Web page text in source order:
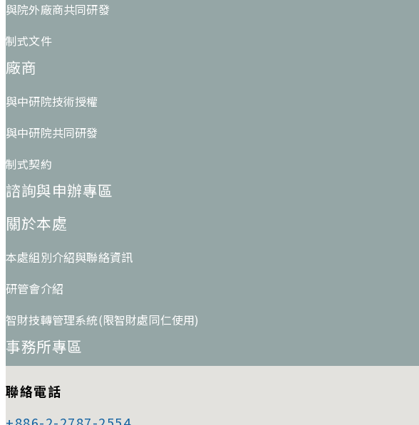
與院外廠商共同研發
制式文件
廠商
與中研院技術授權
與中研院共同研發
制式契約
諮詢與申辦專區
關於本處
本處組別介紹與聯絡資訊
研管會介紹
智財技轉管理系統(限智財處同仁使用)
事務所專區
聯絡電話